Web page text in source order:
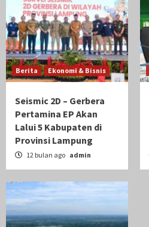
Berita Ekonomi & Bisnis
Seismic 2D – Gerbera
Pertamina EP Akan
Lalui 5 Kabupaten di
Provinsi Lampung
12 bulan ago admin